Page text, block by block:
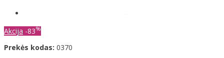
Akcija -83%
Prekės kodas: 0370